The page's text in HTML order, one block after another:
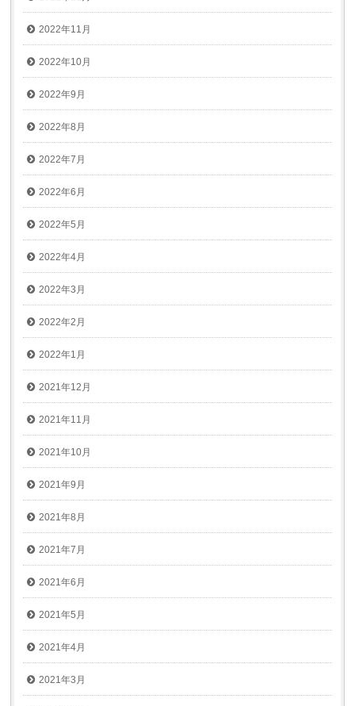
2022年11月
2022年10月
2022年9月
2022年8月
2022年7月
2022年6月
2022年5月
2022年4月
2022年3月
2022年2月
2022年1月
2021年12月
2021年11月
2021年10月
2021年9月
2021年8月
2021年7月
2021年6月
2021年5月
2021年4月
2021年3月